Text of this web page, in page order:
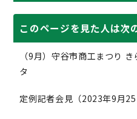
このページを見た人は次
（9月）守谷市商工まつり
タ
定例記者会見（2023年9月25